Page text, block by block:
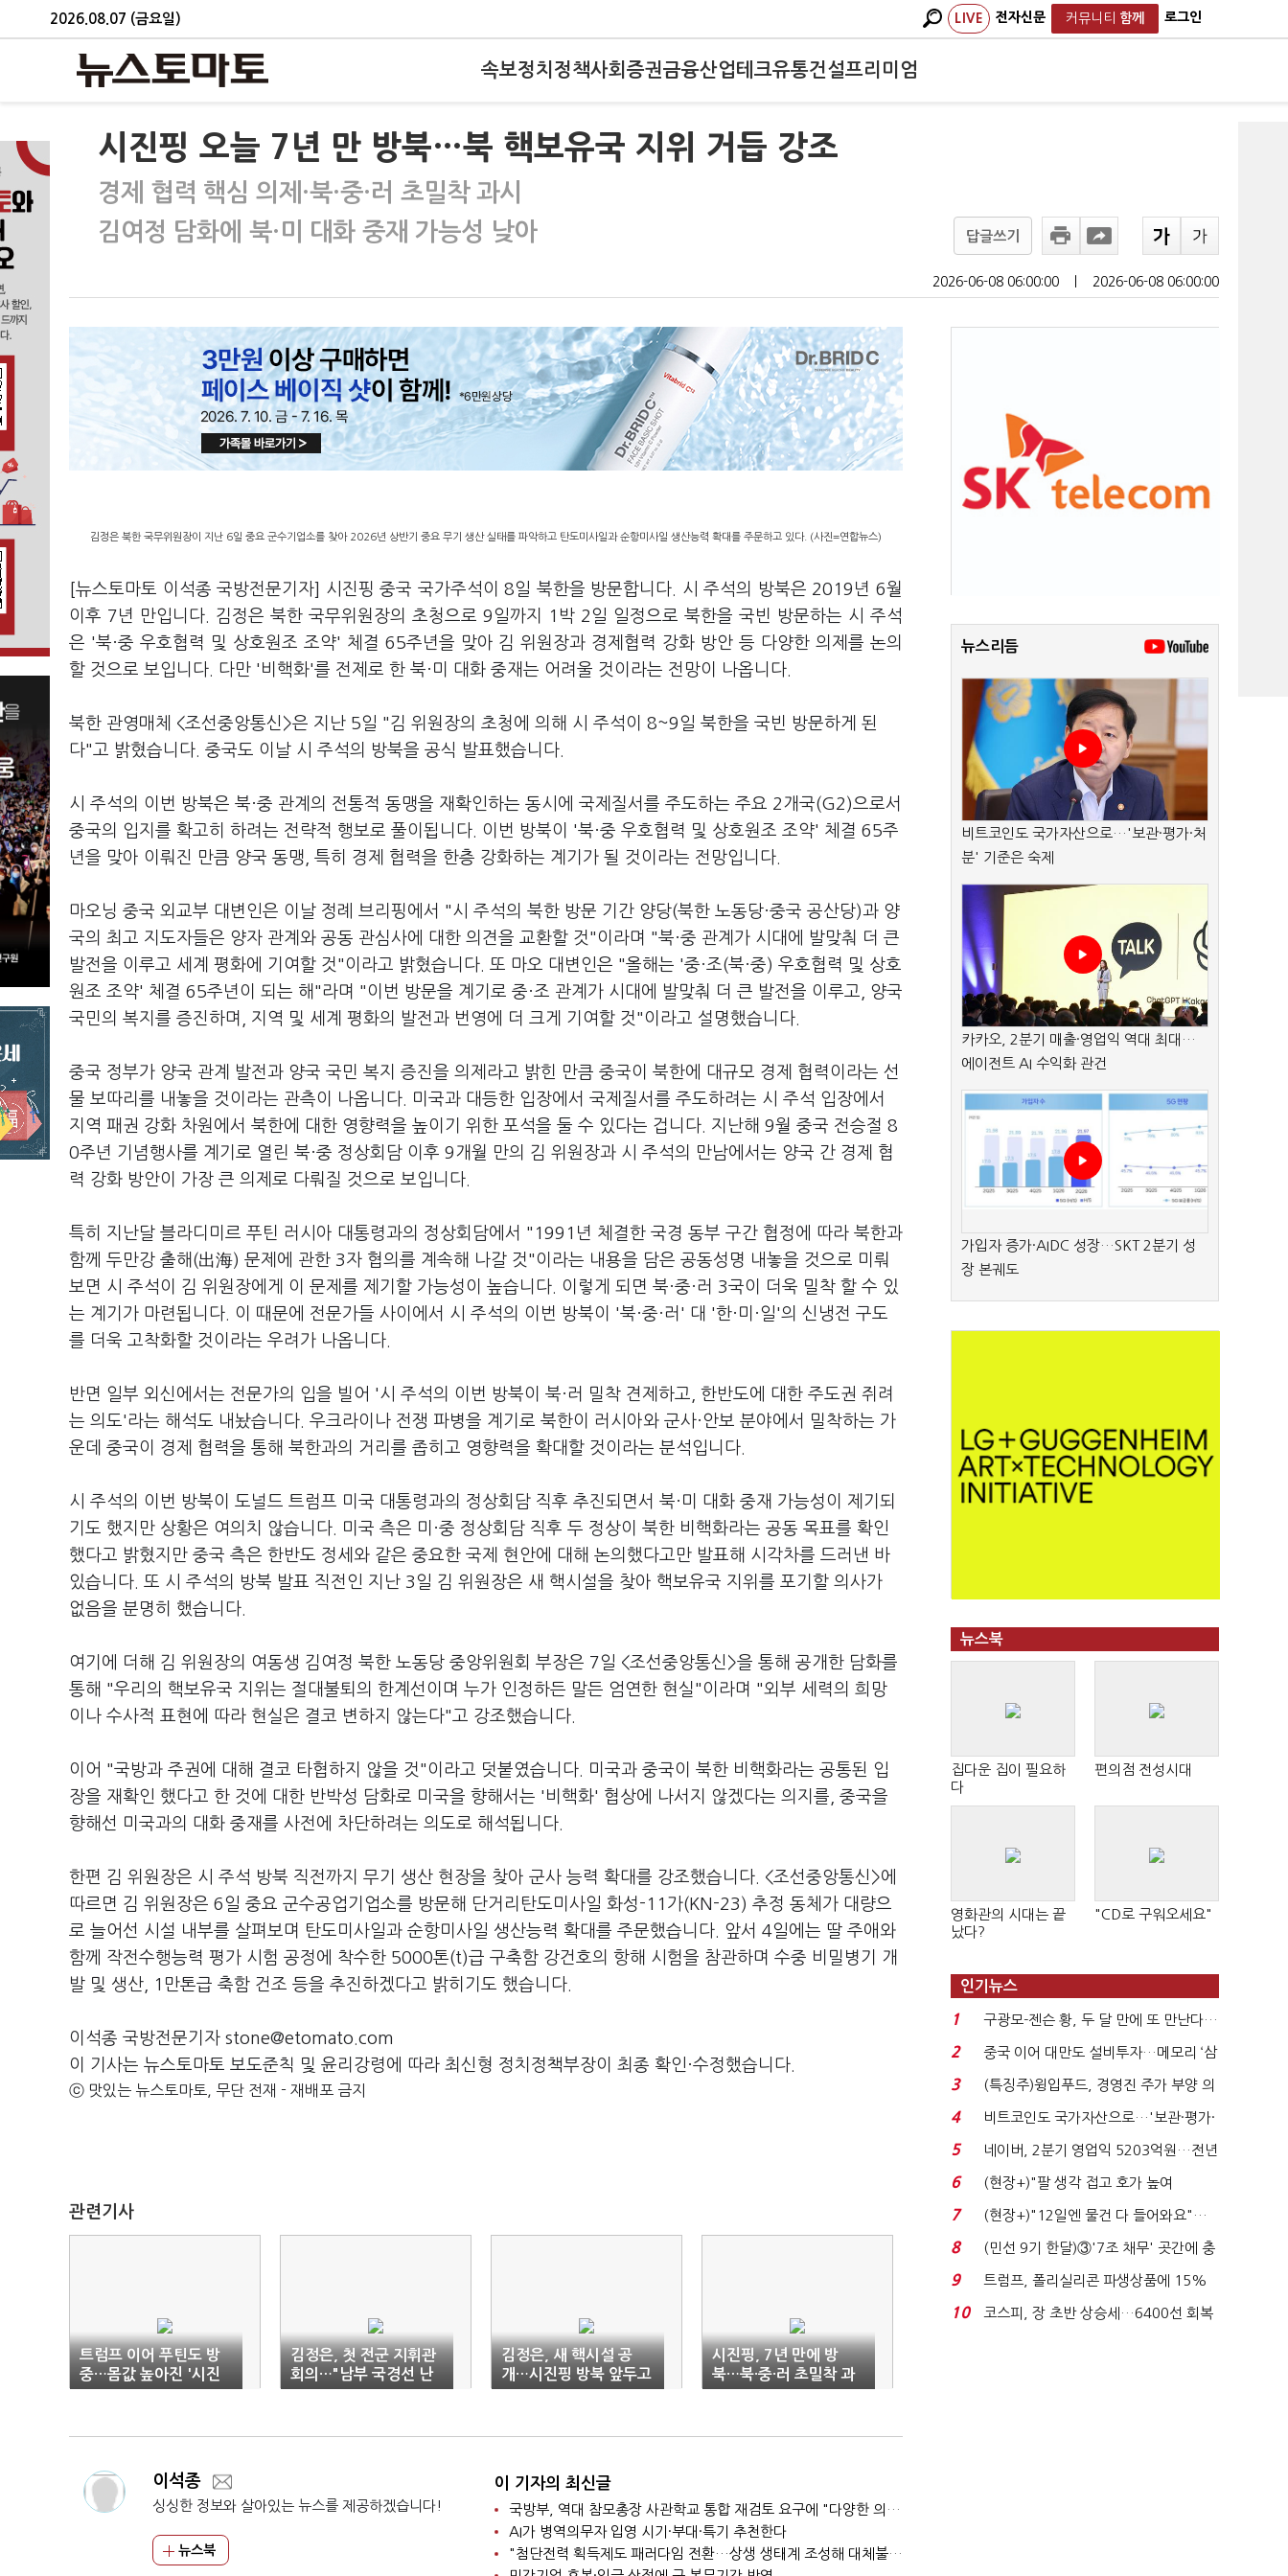
2026.08.07 (금요일) LIVE 전자신문 커뮤니티 함께 로그인
속보정치 정책사회 증권금융산업테크유통건설프리미엄
시진핑 오늘 7년 만 방북…북 핵보유국 지위 거듭 강조
경제 협력 핵심 의제·북·중·러 초밀착 과시
김여정 담화에 북·미 대화 중재 가능성 낮아
답글쓰기
2026-06-08 06:00:00 2026-06-08 06:00:00
김정은 북한 국무위원장이 지난 6일 중요 군수기업소를 찾아 2026년 상반기 중요 무기 생산 실태를 파악하고 탄도미사일과 순항미사일 생산능력 확대를 주문하고 있다. (사진=연합뉴스)
[뉴스토마토 이석종 국방전문기자] 시진핑 중국 국가주석이 8일 북한을 방문합니다. 시 주석의 방북은 2019년 6월
이후 7년 만입니다. 김정은 북한 국무위원장의 초청으로 9일까지 1박 2일 일정으로 북한을 국빈 방문하는 시 주석
은 '북·중 우호협력 및 상호원조 조약' 체결 65주년을 맞아 김 위원장과 경제협력 강화 방안 등 다양한 의제를 논의
할 것으로 보입니다. 다만 '비핵화'를 전제로 한 북·미 대화 중재는 어려울 것이라는 전망이 나옵니다.
북한 관영매체 <조선중앙통신>은 지난 5일 "김 위원장의 초청에 의해 시 주석이 8~9일 북한을 국빈 방문하게 된
다"고 밝혔습니다. 중국도 이날 시 주석의 방북을 공식 발표했습니다.
시 주석의 이번 방북은 북·중 관계의 전통적 동맹을 재확인하는 동시에 국제질서를 주도하는 주요 2개국(G2)으로서
중국의 입지를 확고히 하려는 전략적 행보로 풀이됩니다. 이번 방북이 '북·중 우호협력 및 상호원조 조약' 체결 65주
년을 맞아 이뤄진 만큼 양국 동맹, 특히 경제 협력을 한층 강화하는 계기가 될 것이라는 전망입니다.
마오닝 중국 외교부 대변인은 이날 정례 브리핑에서 "시 주석의 북한 방문 기간 양당(북한 노동당·중국 공산당)과 양
국의 최고 지도자들은 양자 관계와 공동 관심사에 대한 의견을 교환할 것"이라며 "북·중 관계가 시대에 발맞춰 더 큰
발전을 이루고 세계 평화에 기여할 것"이라고 밝혔습니다. 또 마오 대변인은 "올해는 '중·조(북·중) 우호협력 및 상호
원조 조약' 체결 65주년이 되는 해"라며 "이번 방문을 계기로 중·조 관계가 시대에 발맞춰 더 큰 발전을 이루고, 양국
국민의 복지를 증진하며, 지역 및 세계 평화의 발전과 번영에 더 크게 기여할 것"이라고 설명했습니다.
중국 정부가 양국 관계 발전과 양국 국민 복지 증진을 의제라고 밝힌 만큼 중국이 북한에 대규모 경제 협력이라는 선
물 보따리를 내놓을 것이라는 관측이 나옵니다. 미국과 대등한 입장에서 국제질서를 주도하려는 시 주석 입장에서
지역 패권 강화 차원에서 북한에 대한 영향력을 높이기 위한 포석을 둘 수 있다는 겁니다. 지난해 9월 중국 전승절 8
0주년 기념행사를 계기로 열린 북·중 정상회담 이후 9개월 만의 김 위원장과 시 주석의 만남에서는 양국 간 경제 협
력 강화 방안이 가장 큰 의제로 다뤄질 것으로 보입니다.
특히 지난달 블라디미르 푸틴 러시아 대통령과의 정상회담에서 "1991년 체결한 국경 동부 구간 협정에 따라 북한과
함께 두만강 출해(出海) 문제에 관한 3자 협의를 계속해 나갈 것"이라는 내용을 담은 공동성명 내놓을 것으로 미뤄
보면 시 주석이 김 위원장에게 이 문제를 제기할 가능성이 높습니다. 이렇게 되면 북·중·러 3국이 더욱 밀착 할 수 있
는 계기가 마련됩니다. 이 때문에 전문가들 사이에서 시 주석의 이번 방북이 '북·중·러' 대 '한·미·일'의 신냉전 구도
를 더욱 고착화할 것이라는 우려가 나옵니다.
반면 일부 외신에서는 전문가의 입을 빌어 '시 주석의 이번 방북이 북·러 밀착 견제하고, 한반도에 대한 주도권 쥐려
는 의도'라는 해석도 내놨습니다. 우크라이나 전쟁 파병을 계기로 북한이 러시아와 군사·안보 분야에서 밀착하는 가
운데 중국이 경제 협력을 통해 북한과의 거리를 좁히고 영향력을 확대할 것이라는 분석입니다.
시 주석의 이번 방북이 도널드 트럼프 미국 대통령과의 정상회담 직후 추진되면서 북·미 대화 중재 가능성이 제기되
기도 했지만 상황은 여의치 않습니다. 미국 측은 미·중 정상회담 직후 두 정상이 북한 비핵화라는 공동 목표를 확인
했다고 밝혔지만 중국 측은 한반도 정세와 같은 중요한 국제 현안에 대해 논의했다고만 발표해 시각차를 드러낸 바
있습니다. 또 시 주석의 방북 발표 직전인 지난 3일 김 위원장은 새 핵시설을 찾아 핵보유국 지위를 포기할 의사가
없음을 분명히 했습니다.
여기에 더해 김 위원장의 여동생 김여정 북한 노동당 중앙위원회 부장은 7일 <조선중앙통신>을 통해 공개한 담화를
통해 "우리의 핵보유국 지위는 절대불퇴의 한계선이며 누가 인정하든 말든 엄연한 현실"이라며 "외부 세력의 희망
이나 수사적 표현에 따라 현실은 결코 변하지 않는다"고 강조했습니다.
이어 "국방과 주권에 대해 결코 타협하지 않을 것"이라고 덧붙였습니다. 미국과 중국이 북한 비핵화라는 공통된 입
장을 재확인 했다고 한 것에 대한 반박성 담화로 미국을 향해서는 '비핵화' 협상에 나서지 않겠다는 의지를, 중국을
향해선 미국과의 대화 중재를 사전에 차단하려는 의도로 해석됩니다.
한편 김 위원장은 시 주석 방북 직전까지 무기 생산 현장을 찾아 군사 능력 확대를 강조했습니다. <조선중앙통신>에
따르면 김 위원장은 6일 중요 군수공업기업소를 방문해 단거리탄도미사일 화성-11가(KN-23) 추정 동체가 대량으
로 늘어선 시설 내부를 살펴보며 탄도미사일과 순항미사일 생산능력 확대를 주문했습니다. 앞서 4일에는 딸 주애와
함께 작전수행능력 평가 시험 공정에 착수한 5000톤(t)급 구축함 강건호의 항해 시험을 참관하며 수중 비밀병기 개
발 및 생산, 1만톤급 축함 건조 등을 추진하겠다고 밝히기도 했습니다.
이석종 국방전문기자 stone@etomato.com
이 기사는 뉴스토마토 보도준칙 및 윤리강령에 따라 최신형 정치정책부장이 최종 확인·수정했습니다.
ⓒ 맛있는 뉴스토마토, 무단 전재 - 재배포 금지
관련기사
트럼프 이어 푸틴도 방
중…몸값 높아진 '시진
핑'
김정은, 첫 전군 지휘관
회의…"남부 국경선 난
공불락 요새로"
김정은, 새 핵시설 공
개…시진핑 방북 앞두고
핵보유국 지위 강화
시진핑, 7년 만에 방
북…북·중·러 초밀착 과
시
이석종
싱싱한 정보와 살아있는 뉴스를 제공하겠습니다!
뉴스북
이 기자의 최신글
국방부, 역대 참모총장 사관학교 통합 재검토 요구에 "다양한 의견 수렴해 합리적 시스템 만들 것"
AI가 병역의무자 입영 시기·부대·특기 추천한다
"첨단전력 획득제도 패러다임 전환…상생 생태계 조성해 대체불가 K-방산 도약"
뉴스리듬
비트코인도 국가자산으로…'보관·평가·처
분' 기준은 숙제
카카오, 2분기 매출·영업익 역대 최대…
에이전트 AI 수익화 관건
가입자 증가·AIDC 성장…SKT 2분기 성
장 본궤도
뉴스북
집다운 집이 필요하
다
편의점 전성시대
영화관의 시대는 끝
났다?
"CD로 구워오세요"
인기뉴스
1
구광모-젠슨 황, 두 달 만에 또 만난다…
로봇·AI 등 논...
2
중국 이어 대만도 설비투자…메모리 ‘삼
국전쟁’
3
(특징주)윙입푸드, 경영진 주가 부양 의
지에 상한가...
4
비트코인도 국가자산으로…'보관·평가·
처분' 기준은 ...
5
네이버, 2분기 영업익 5203억원…전년
비 0.2% 감소...
6
(현장+)"팔 생각 접고 호가 높여
요"…'덜 똘똘한 한 채' 20...
7
(현장+)"12일엔 물건 다 들어와요"…
빈 매대 채우며 문 연 ...
8
(민선 9기 한달)③'7조 채무' 곳간에 충
격…추미애, 20년...
9
트럼프, 폴리실리콘 파생상품에 15%
관세…"미 산업 재건"...
10
코스피, 장 초반 상승세…6400선 회복